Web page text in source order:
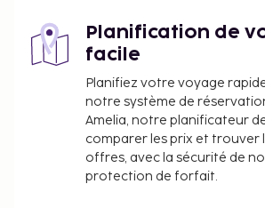
Planification de
facile
Planifiez votre voyage
notre système de
Amelia, notre planificateur
comparer les prix et trouver
offres, avec la sécurité de
protection de forfait.